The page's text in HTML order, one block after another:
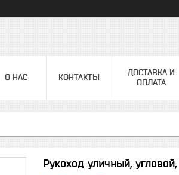
О НАС КОНТАКТЫ
ДОСТАВКА И
ОПЛАТА
Рукоход уличный,